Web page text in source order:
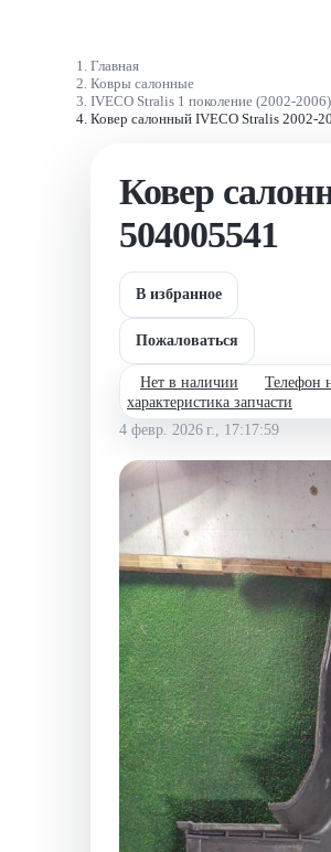
Главная
Ковры салонные
IVECO Stralis 1 поколение (2002-2006)
Ковер салонный IVECO Stralis 2002-
Ковер
504005541
В избранное
Пожаловаться
Нет в наличии Телефон
характеристика запчасти
4 февр. 2026 г., 17:17:59